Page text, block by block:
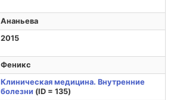
Ананьева
2015
Феникс
Клиническая медицина. Внутренние
болезни (ID = 135)